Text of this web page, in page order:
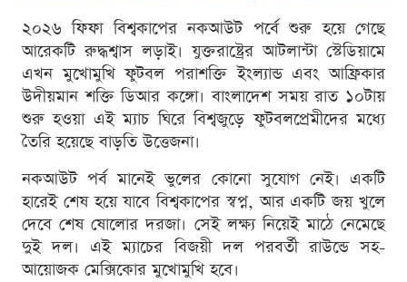
২০২৬ ফিফা বিশ্বকাপের নকআউট পর্বে শুরু হয়ে গেছে
আরেকটি রুদ্ধশ্বাস লড়াই। যুক্তরাষ্ট্রের আটলান্টা স্টেডিয়ামে
এখন মুখোমুখি ফুটবল পরাশক্তি ইংল্যান্ড এবং আফ্রিকার
উদীয়মান শক্তি ডিআর কঙ্গো। বাংলাদেশ সময় রাত ১০টায়
শুরু হওয়া এই ম্যাচ ঘিরে বিশ্বজুড়ে ফুটবলপ্রেমীদের মধ্যে
তৈরি হয়েছে বাড়তি উত্তেজনা।
নকআউট পর্ব মানেই ভুলের কোনো সুযোগ নেই। একটি
হারেই শেষ হয়ে যাবে বিশ্বকাপের স্বপ্ন, আর একটি জয় খুলে
দেবে শেষ ষোলোর দরজা। সেই লক্ষ্য নিয়েই মাঠে নেমেছে
দুই দল। এই ম্যাচের বিজয়ী দল পরবর্তী রাউন্ডে সহ-
আয়োজক মেক্সিকোর মুখোমুখি হবে।